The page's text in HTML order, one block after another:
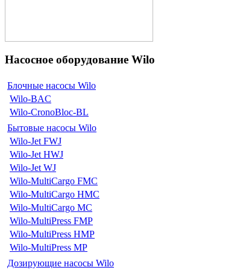
Насосное оборудование Wilo
Блочные насосы Wilo
Wilo-BAC
Wilo-CronoBloc-BL
Бытовые насосы Wilo
Wilo-Jet FWJ
Wilo-Jet HWJ
Wilo-Jet WJ
Wilo-MultiCargo FMC
Wilo-MultiCargo HMC
Wilo-MultiCargo MC
Wilo-MultiPress FMP
Wilo-MultiPress HMP
Wilo-MultiPress MP
Дозирующие насосы Wilo